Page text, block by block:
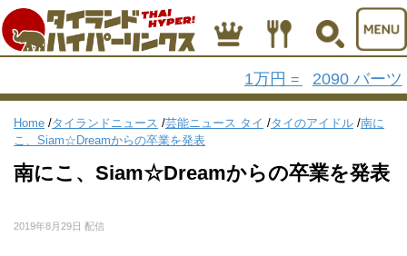
1万円 = 2090 バーツ
Home /タイランドニュース /芸能ニュース タイ /タイのアイドル /南に
こ、Siam☆Dreamからの卒業を発表
南にこ、Siam☆Dreamからの卒業を発表
2019年8月29日 配信